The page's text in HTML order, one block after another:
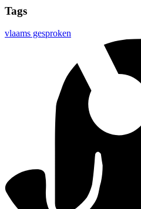
Tags
vlaams gesproken